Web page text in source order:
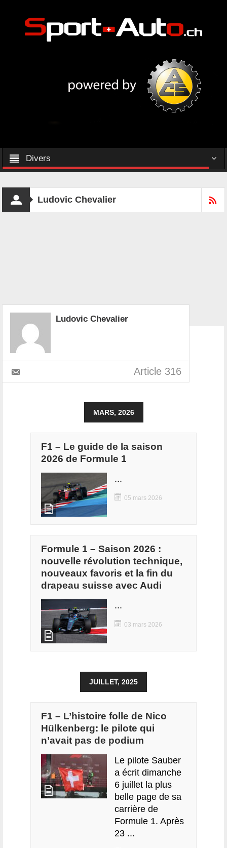
Divers
Ludovic Chevalier
Ludovic Chevalier
Article 316
MARS, 2026
F1 – Le guide de la saison
2026 de Formule 1
...
05 mars 2026
Formule 1 – Saison 2026 :
nouvelle révolution technique,
nouveaux favoris et la fin du
drapeau suisse avec Audi
...
03 mars 2026
JUILLET, 2025
F1 – L’histoire folle de Nico
Hülkenberg: le pilote qui
n’avait pas de podium
Le pilote Sauber
a écrit dimanche
6 juillet la plus
belle page de sa
carrière de
Formule 1. Après
23 ...